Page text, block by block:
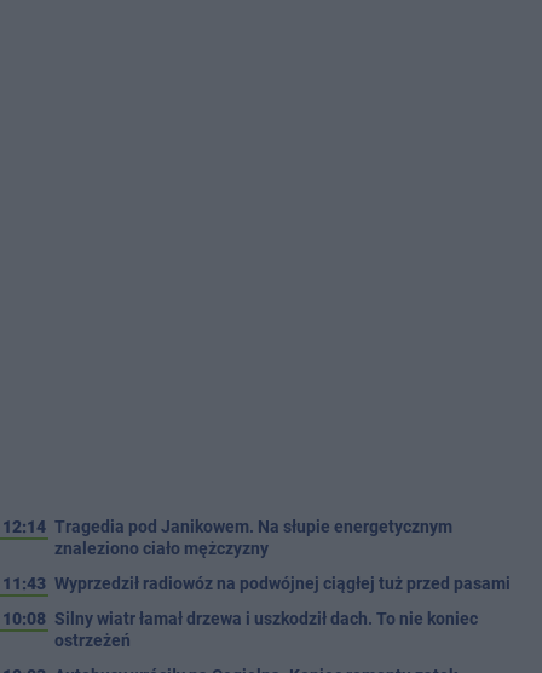
12:14 Tragedia pod Janikowem. Na słupie energetycznym
znaleziono ciało mężczyzny
11:43 Wyprzedził radiowóz na podwójnej ciągłej tuż przed pasami
10:08 Silny wiatr łamał drzewa i uszkodził dach. To nie koniec
ostrzeżeń